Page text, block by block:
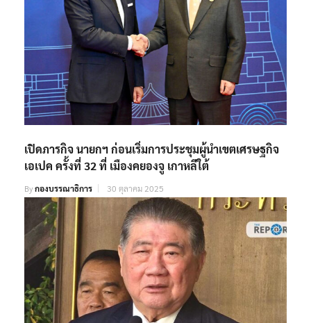
เปิดภารกิจ นายกฯ ก่อนเริ่มการประชุมผู้นำเขตเศรษฐกิจ
เอเปค ครั้งที่ 32 ที่ เมืองคยองจู เกาหลีใต้
Byกองบรรณาธิการ 30 ตุลาคม 2025